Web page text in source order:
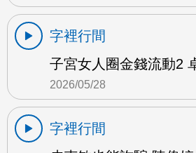
字裡行間
子宮女人圈金錢流動2
2026/05/28
字裡行間